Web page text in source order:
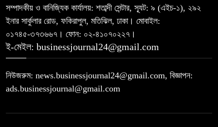
সম্পাদকীয় ও বানিজ্যিক কার্যালয়: শতাব্দী সেন্টার, স্যূট: ৯ (এইচ-১), ২৯২
ইনার সার্কুলার রোড, ফকিরাপুল, মতিঝিল, ঢাকা। মোবাইল:
০১৭৪৫-৩৭৩৬৬৭। ফোন: ০২-৪১০৭০২২৭।
ই-মেইল: businessjournal24@gmail.com
নিউজরুম: news.businessjournal24@gmail.com, বিজ্ঞাপন:
ads.businessjournal@gmail.com